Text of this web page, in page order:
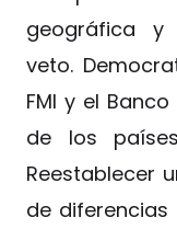
geográfica y
veto.
FMI y el
de los
Reestablecer
de diferencias